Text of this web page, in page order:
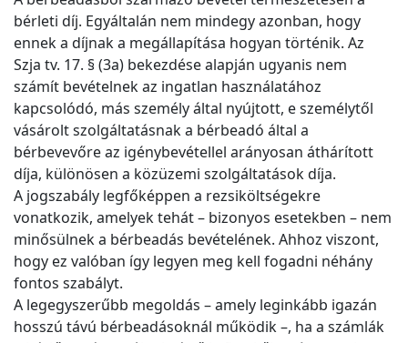
bérleti díj. Egyáltalán nem mindegy azonban, hogy
ennek a díjnak a megállapítása hogyan történik. Az
Szja tv. 17. § (3a) bekezdése alapján ugyanis nem
számít bevételnek az ingatlan használatához
kapcsolódó, más személy által nyújtott, e személytől
vásárolt szolgáltatásnak a bérbeadó által a
bérbevevőre az igénybevétellel arányosan áthárított
díja, különösen a közüzemi szolgáltatások díja.
A jogszabály legfőképpen a rezsiköltségekre
vonatkozik, amelyek tehát – bizonyos esetekben – nem
minősülnek a bérbeadás bevételének. Ahhoz viszont,
hogy ez valóban így legyen meg kell fogadni néhány
fontos szabályt.
A legegyszerűbb megoldás – amely leginkább igazán
hosszú távú bérbeadásoknál működik –, ha a számlák